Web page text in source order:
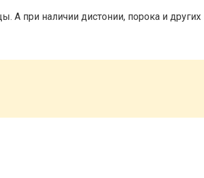
наличии дистонии, порока и других